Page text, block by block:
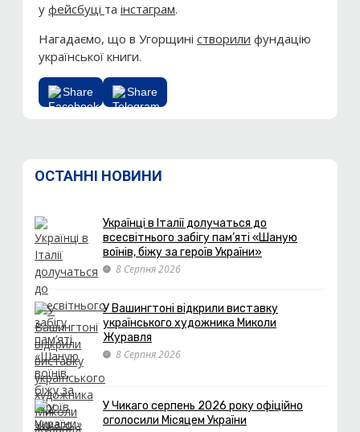
у фейсбуці та інстаграм.
Нагадаємо, що в Угорщині створили фундацію
української книги.
Share Share
ОСТАННІ НОВИНИ
Українці в Італії долучаться до
всесвітнього забігу пам’яті «Шаную
воїнів, біжу за героїв України»
8 Серпня 2026
У Вашингтоні відкрили виставку
українського художника Миколи
Журавля
8 Серпня 2026
У Чикаго серпень 2026 року офіційно
оголосили Місяцем України